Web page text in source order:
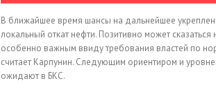
В ближайшее время шансы на дальнейшее
локальный откат нефти. Позитивно может
особенно важным ввиду требования властей по
считает Карпунин. Следующим ориентиром и
ожидают в БКС.